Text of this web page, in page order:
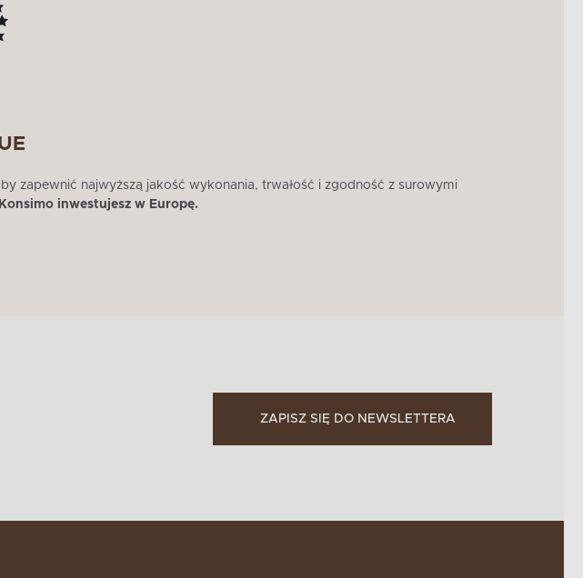
zapewnić najwyższą jakość wykonania, trwałość i zgodność z surowymi
inwestujesz w Europę.
ZAPISZ SIĘ DO NEWSLETTERA